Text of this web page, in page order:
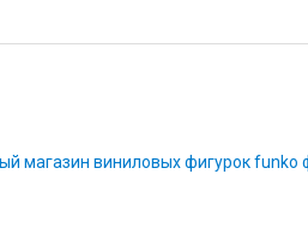
магазин виниловых фигурок funko